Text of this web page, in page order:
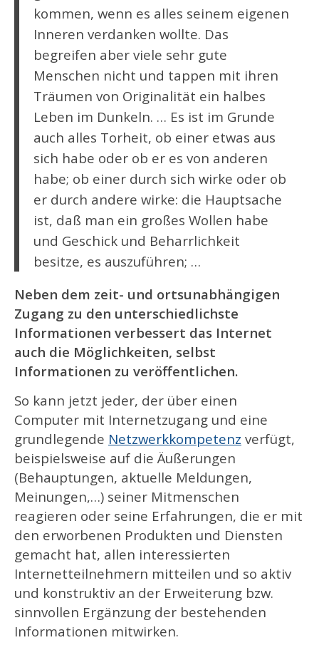
kommen, wenn es alles seinem eigenen
Inneren verdanken wollte. Das
begreifen aber viele sehr gute
Menschen nicht und tappen mit ihren
Träumen von Originalität ein halbes
Leben im Dunkeln. … Es ist im Grunde
auch alles Torheit, ob einer etwas aus
sich habe oder ob er es von anderen
habe; ob einer durch sich wirke oder ob
er durch andere wirke: die Hauptsache
ist, daß man ein großes Wollen habe
und Geschick und Beharrlichkeit
besitze, es auszuführen; …
Neben dem zeit- und ortsunabhängigen
Zugang zu den unterschiedlichste
Informationen verbessert das Internet
auch die Möglichkeiten, selbst
Informationen zu veröffentlichen.
So kann jetzt jeder, der über einen
Computer mit Internetzugang und eine
grundlegende Netzwerkkompetenz verfügt,
beispielsweise auf die Äußerungen
(Behauptungen, aktuelle Meldungen,
Meinungen,…) seiner Mitmenschen
reagieren oder seine Erfahrungen, die er mit
den erworbenen Produkten und Diensten
gemacht hat, allen interessierten
Internetteilnehmern mitteilen und so aktiv
und konstruktiv an der Erweiterung bzw.
sinnvollen Ergänzung der bestehenden
Informationen mitwirken.